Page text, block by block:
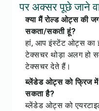
पर अक्सर पूछे जाने
क्या मैं रोल्ड ओट्स की
सकता/सकती हूं?
हां, आप इंस्टेंट ओट्स का
टेक्सचर थोड़ा अलग हो
टेक्सचर देते हैं।
ब्लेंडेड ओट्स को फ्रिज में
सकता है?
ब्लेंडेड ओट्स को